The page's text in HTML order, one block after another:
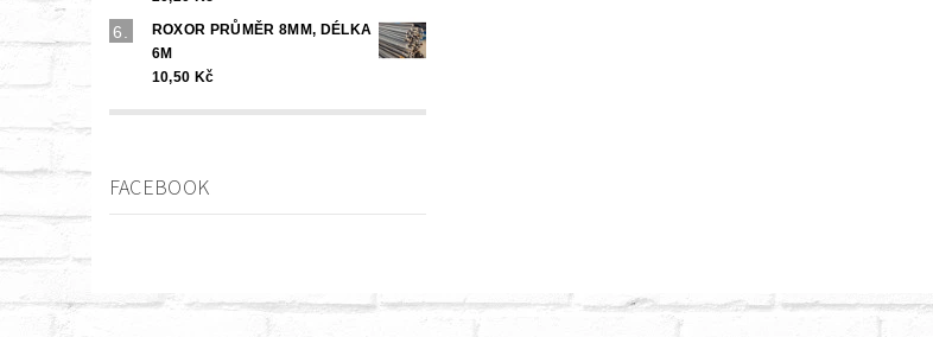
ROXOR PRŮMĚR 8MM, DÉLKA
6M
10,50 Kč
FACEBOOK